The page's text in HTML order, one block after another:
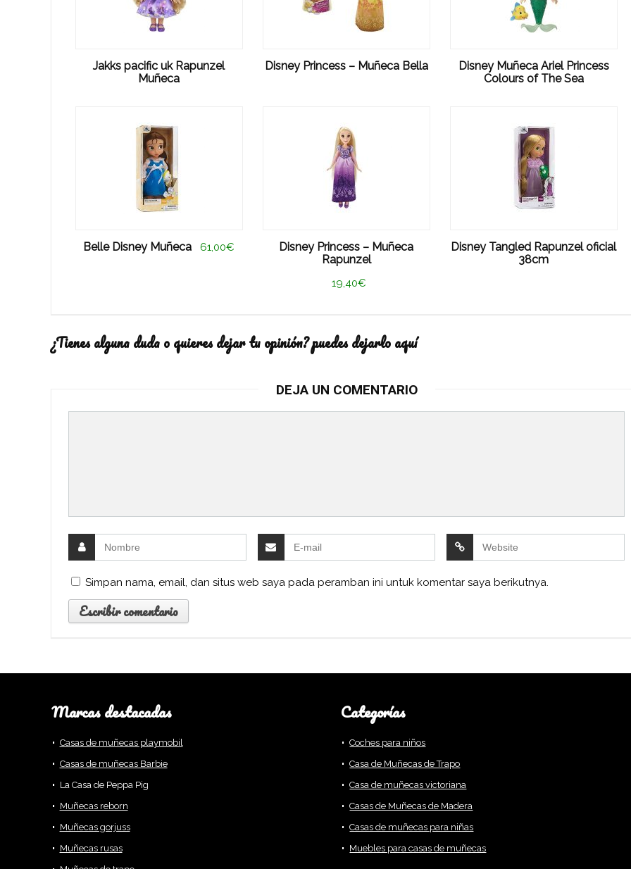
Jakks pacific uk Rapunzel
Muñeca
Disney Princess – Muñeca Bella
Disney Muñeca Ariel Princess
Colours of The Sea
Belle Disney Muñeca 61,00€
Disney Princess – Muñeca
Rapunzel
19,40€
Disney Tangled Rapunzel oficial
38cm
¿Tienes alguna duda o quieres dejar tu opinión? puedes dejarlo aquí
DEJA UN COMENTARIO
Simpan nama, email, dan situs web saya pada peramban ini untuk komentar saya berikutnya.
Marcas destacadas
Casas de muñecas playmobil
Casas de muñecas Barbie
La Casa de Peppa Pig
Muñecas reborn
Muñecas gorjuss
Muñecas rusas
Categorías
Coches para niños
Casa de Muñecas de Trapo
Casa de muñecas victoriana
Casas de Muñecas de Madera
Casas de muñecas para niñas
Muebles para casas de muñecas